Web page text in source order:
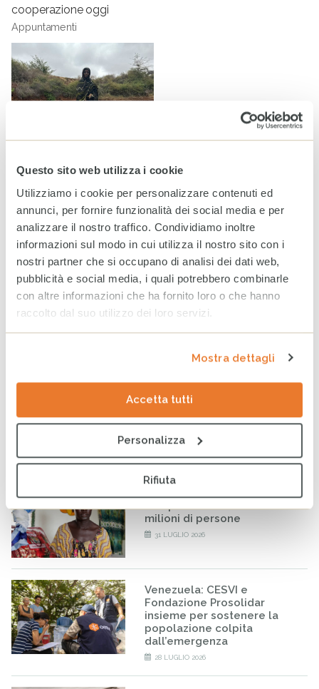
Questo sito web utilizza i cookie
Utilizziamo i cookie per personalizzare contenuti ed
annunci, per fornire funzionalità dei social media e per
analizzare il nostro traffico. Condividiamo inoltre
informazioni sul modo in cui utilizza il nostro sito con i
nostri partner che si occupano di analisi dei dati web,
pubblicità e social media, i quali potrebbero combinarle
con altre informazioni che ha fornito loro o che hanno
raccolto dal suo utilizzo dei loro servizi.
Mostra dettagli
Accetta tutti
Personalizza
Rifiuta
cooperazione oggi
Appuntamenti
GHI 2025: a causa della crisi climatica triplicata in 6 anni la
fame acuta
Notizie
Tag
AGRICOLTURA COOPERAZIONE FAME AMBIENTE
EMERGENZE CAMBIAMENTO CLIMATICO
Venezuela: al fianco delle
ritrovare la quotidianità
perduta
compromettere il futuro di
milioni di persone
31 LUGLIO 2026
Venezuela: CESVI e
Fondazione Prosolidar
insieme per sostenere la
popolazione colpita
dall’emergenza
28 LUGLIO 2026